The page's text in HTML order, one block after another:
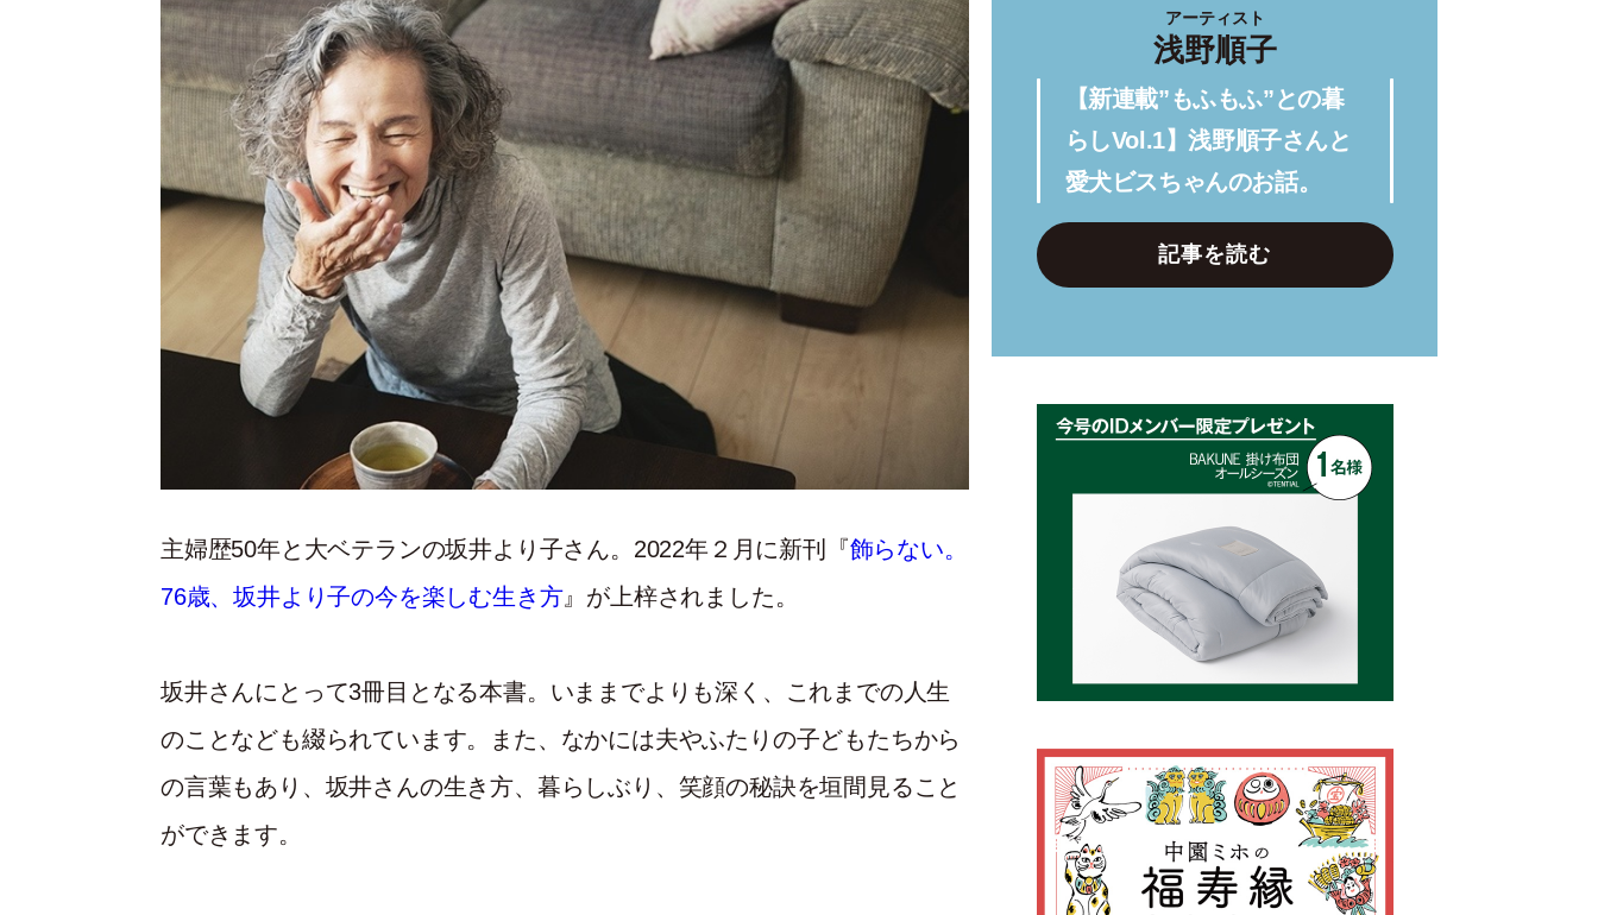
主婦歴50年と大ベテランの坂井より子さん。2022年２月に新刊『飾らない。
76歳、坂井より子の今を楽しむ生き方』が上梓されました。
坂井さんにとって3冊目となる本書。いままでよりも深く、これまでの人生
のことなども綴られています。また、なかには夫やふたりの子どもたちから
の言葉もあり、坂井さんの生き方、暮らしぶり、笑顔の秘訣を垣間見ること
ができます。
アーティスト
浅野順子
【新連載”もふもふ”との暮
らしVol.1】浅野順子さんと
愛犬ビスちゃんのお話。
記事を読む